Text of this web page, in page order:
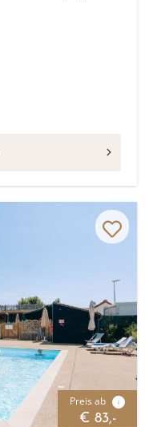
Preis ab i
€ 83,-